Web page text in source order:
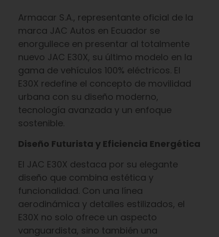
Armacar S.A., representante oficial de la
marca JAC Autos en Ecuador se
enorgullece en presentar al totalmente
nuevo JAC E30X, su último modelo en la
gama de vehículos 100% eléctricos. El
E30X redefine el concepto de movilidad
urbana con su diseño moderno,
tecnología avanzada y un enfoque
sostenible.
Diseño Futurista y Eficiencia Energética
El JAC E30X destaca por su elegante
diseño que combina estética y
funcionalidad. Con una línea
aerodinámica y detalles estilizados, el
E30X no solo ofrece un aspecto
vanguardista, sino también una